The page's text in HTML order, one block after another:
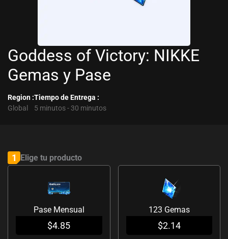
Goddess of Victory: NIKKE
Gemas y Pase
Region :
Global
Tiempo de Entrega :
5 minutos - 30 minutos
1 Elige tu producto
Pase Mensual
$4.85
123 Gemas
$2.14
of
Victory: